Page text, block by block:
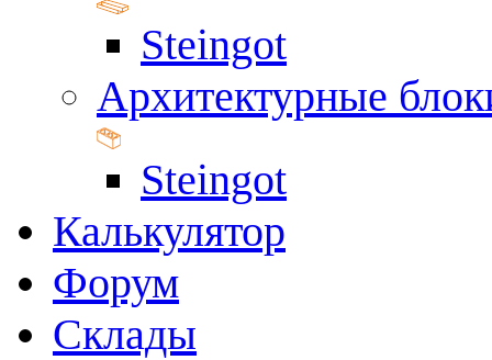
Steingot
Архитектурные
Steingot
Калькулятор
Форум
Склады